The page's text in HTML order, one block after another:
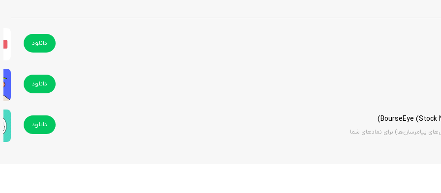
با توجه به محدودیت‌های اپ‌استور برای اپلیکیشن‌های ایرانی، کاربران آیفون برای نصب آساتریدر باید از مارکت‌های جایگزین استفاده کنند. «سیب ایرانی» یکی از معتبرترین منابع برای دانلود نسخه iOS این اپلیکیشن است که نسخه اصلی، بدون تبلیغات
دانلود
دانلود
پیامرسان‌ها) برای نمادهای شما
دانلود